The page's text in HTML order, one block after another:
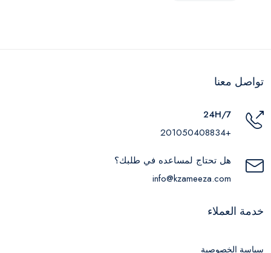
تواصل معنا
24H/7
+201050408834
هل تحتاج لمساعده في طلبك؟
info@kzameeza.com
خدمة العملاء
سياسة الخصوصية